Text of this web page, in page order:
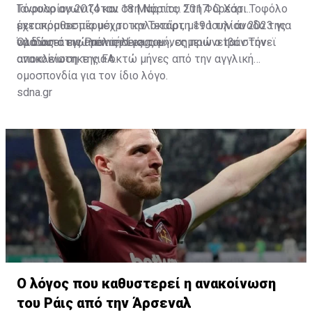
Ιανουαρίου 2014 και 18 Μαρτίου 2017. Ο Χάρι Τοφόλο
έχει προθεσμία μέχρι την Τετάρτη 19 Ιουλίου 2023 για
να δώσει τις απαντήσεις του», σημειώνεται στην
ανακοίνωση της FA.
Τόφολο αγωνιζόταν στη Νόριτς. Στη Φόρεστ
μετακόμισε πέρυσι το καλοκαίρι, μετά την άνοδο της
ομάδας στην Premier League.
Όλα αυτά ενώ μόλις λίγους μήνες πριν ο Ιβάν Τόνεϊ
αποκλείστηκε για οκτώ μήνες από την αγγλική
ομοσπονδία για τον ίδιο λόγο.
sdna.gr
Ο λόγος που καθυστερεί η ανακοίνωση
του Ράις από την Άρσεναλ